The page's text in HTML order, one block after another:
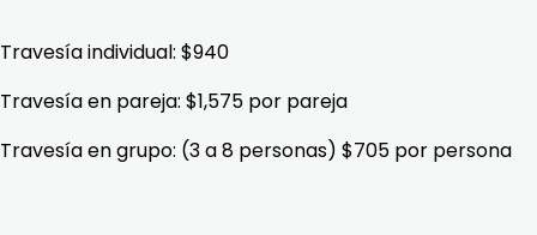
Travesía individual: $940
Travesía en pareja: $1,575 por pareja
Travesía en grupo: (3 a 8 personas) $705 por persona